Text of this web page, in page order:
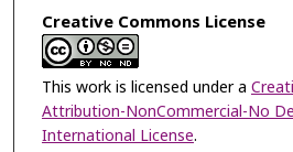
Creative Commons License
This work is licensed under a
Attribution-NonCommercial-No
International License.